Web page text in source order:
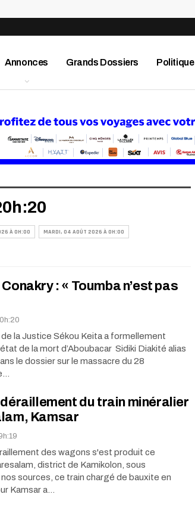
Annonces Grands Dossiers Politique
Région
À 0H:00 MARDI, 04 AOÛT 2026 À 0H:00
: « Toumba n’est pas
la Justice Sékou Keita a formellement
de la mort d’Aboubacar Sidiki Diakité alias
le dossier sur le massacre du 28
déraillement du train minéralier
Kamsar
des wagons s'est produit ce
district de Kamikolon, sous
sources, ce train chargé de bauxite en
Kamsar a…